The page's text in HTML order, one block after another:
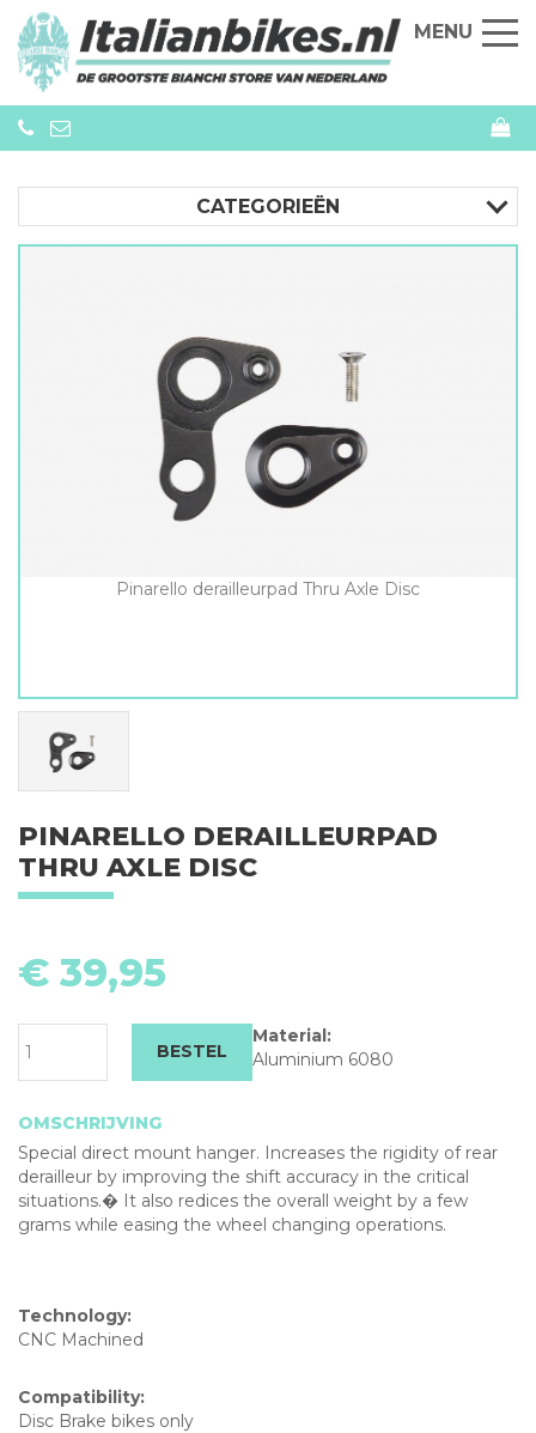
MENU
CATEGORIEËN
Pinarello derailleurpad Thru Axle Disc
PINARELLO DERAILLEURPAD
THRU AXLE DISC
€ 39,95
BESTEL
OMSCHRIJVING
Special direct mount hanger. Increases the rigidity of rear
derailleur by improving the shift accuracy in the critical
situations.� It also redices the overall weight by a few
grams while easing the wheel changing operations.
Material:
Aluminium 6080
Technology:
CNC Machined
Compatibility:
Disc Brake bikes only